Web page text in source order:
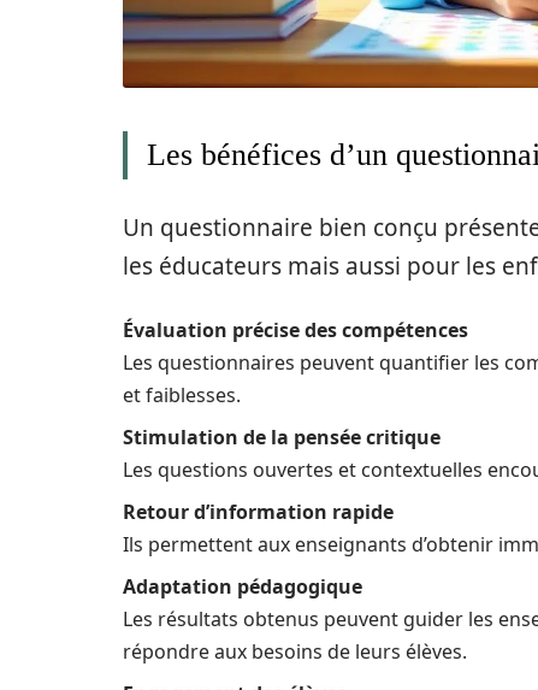
Les bénéfices d’un
Un questionnaire bien conçu
les éducateurs mais aussi pour les
Évaluation précise des compétences
Les questionnaires peuvent quantifier les
et faiblesses.
Stimulation de la pensée critique
Les questions ouvertes et contextuelles
Retour d’information rapide
Ils permettent aux enseignants d’obtenir
Adaptation pédagogique
Les résultats obtenus peuvent guider les
répondre aux besoins de leurs élèves.